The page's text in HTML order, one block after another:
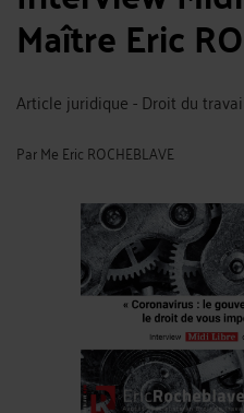
Maître Eric
Article juridique - Droit du travail
ParMe Eric ROCHEBLAVE